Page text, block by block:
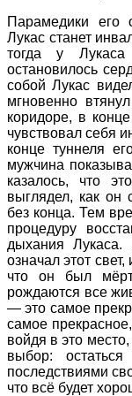
Парамедики его
Лукас станет
тогда у
остановилось
собой Лукас
мгновенно
коридоре, в
чувствовал себя
конце туннеля
мужчина
казалось, что
выглядел, как он
без конца. Тем
процедуру
дыхания
означал этот
что он был
рождаются все
— это самое
самое
войдя в это
выбор:
последствиями
что всё будет